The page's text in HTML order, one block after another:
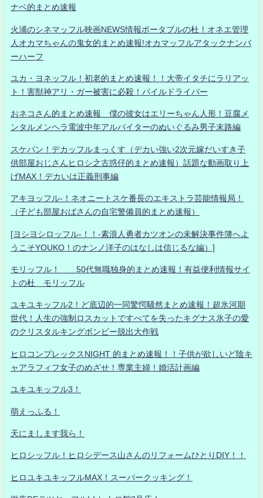
ナベ的まとめ速報
火浦のシネマッフル映画NEWS情報ポータブルの杜！オネエ管理
人オカマちゃんの鬼女的まとめ速報!オカマッフルアタックナンバ
ーハーフ
ユカ・ヨネッフル！初老的まとめ速報！！大帝イタチにラリアッ
ト！害獣神アリ・ガー被害に必殺！パイルドライバー
おネコさん的まとめ速報 僕の彼女はエリーちゃん人形！豆腐メ
ンタルメンヘラ電波中年アルバイターのぬいぐるみ男子末路編
スケバン！デカッフルまっくす（デカい強い2次元嫁だいすき子
供部屋おじさんヒロシ之古惑仔的まとめ速報）話題な動画取り上
げMAX！デカいは正義刑事編
アキヨッフル-！ネオニートスケ番長のエキストラ芸能情報局！
（子ども部屋おばさんの自宅警備員的まとめ速報）
[ヨシヨシロッフル-！！-素浪人勇者カツオンの未解決事件簿へよ
うこそYOUKO！のナンノ洋子のはなしは信じるな編）]
モリッフル！ 50代無職独身的まとめ速報！有益便利情報サイ
トの杜 モリッフル
ユキユキッフル2！ど底辺的一同驚愕騒然まとめ速報！超氷河期
世代！人生の強制ロスカットですべてを失ったキグナス氷子の愛
のクリスタルキングボンビー脱出大作戦
ヒロコンプレックスNIGHT 的まとめ速報！！子供が欲しいど陰キ
ャアラフィフ女子のめざせ！専業主婦！婚活計画編
ユキユキッフル3！
萌えっふる！
天にまします我ら！
ヒロシッフル！ヒロシデース山さんのリフォームひとりDIY！！
ヒロユキユキッフルMAX！スーパークッキング！